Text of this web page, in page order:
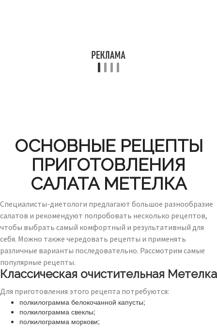
ОСНОВНЫЕ РЕЦЕПТЫ
ПРИГОТОВЛЕНИЯ
САЛАТА МЕТЕЛКА
Специалисты-диетологи предлагают большое разнообразие
салатов и рекомендуют попробовать несколько рецептов,
чтобы выбрать самый комфортный и результативный для
себя. Можно также чередовать рецепты и применять
различные варианты последовательно. Рассмотрим самые
популярные рецепты.
Классическая очистительная Метелка
Для приготовления этого рецепта потребуются:
полкилограмма белокочанной капусты;
полкилограмма свеклы;
полкилограмма моркови;